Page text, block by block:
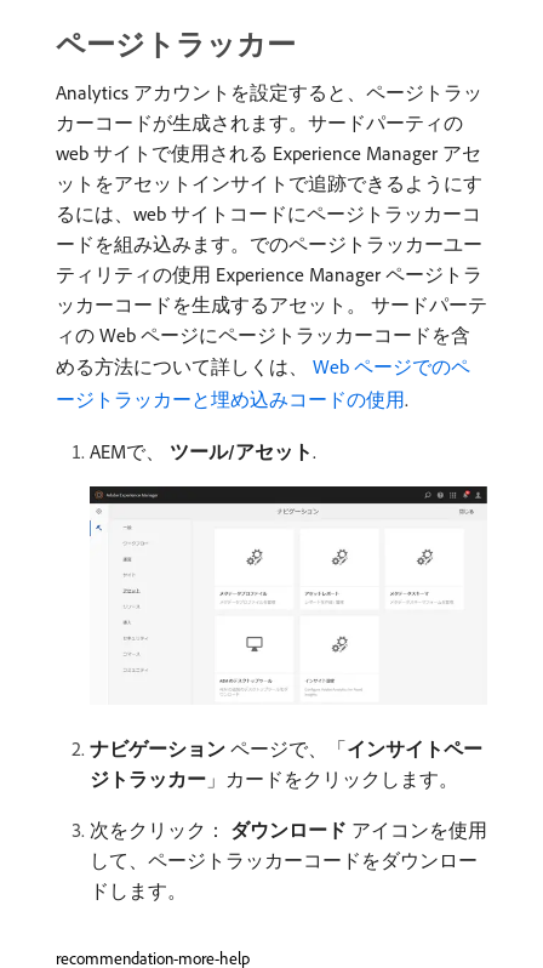
ページトラッカー
Analytics アカウントを設定すると、ページトラッ
カーコードが生成されます。サードパーティの
web サイトで使用される Experience Manager アセ
ットをアセットインサイトで追跡できるようにす
るには、web サイトコードにページトラッカーコ
ードを組み込みます。でのページトラッカーユー
ティリティの使用 Experience Manager ページトラ
ッカーコードを生成するアセット。 サードパーテ
ィの Web ページにページトラッカーコードを含
める方法について詳しくは、 Web ページでのペ
ージトラッカーと埋め込みコードの使用.
AEMで、 ツール/アセット.
ナビゲーション ​ページで、「インサイトペー
ジトラッカー 」カードをクリックします。
次をクリック： ダウンロード アイコンを使用
して、ページトラッカーコードをダウンロー
ドします。
recommendation-more-help